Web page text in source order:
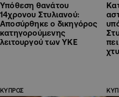
Υπόθεση θανάτου
14χρονου Στυλιανού:
Αποσύρθηκε ο δικηγόρος
κατηγορούμενης
λειτουργού των ΥΚΕ
ΚΥΠΡΟΣ